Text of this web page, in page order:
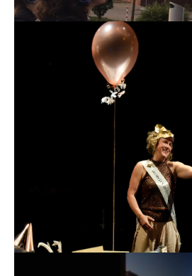
Bremer Orte im radikalen Wandel
Audiowalk-Reihe